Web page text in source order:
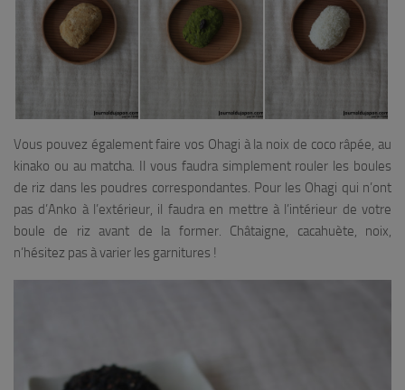
Vous pouvez également faire vos Ohagi à la noix de coco râpée, au
kinako ou au matcha. Il vous faudra simplement rouler les boules
de riz dans les poudres correspondantes. Pour les Ohagi qui n’ont
pas d’Anko à l’extérieur, il faudra en mettre à l’intérieur de votre
boule de riz avant de la former. Châtaigne, cacahuète, noix,
n’hésitez pas à varier les garnitures !